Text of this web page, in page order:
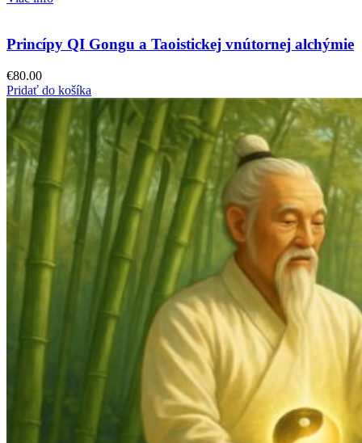
Princípy QI Gongu a Taoistickej vnútornej alchýmie
€80.00
Pridať do košíka